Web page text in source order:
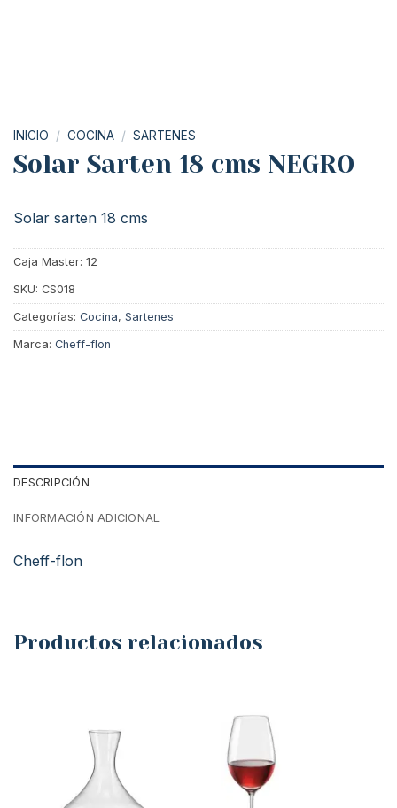
INICIO / COCINA / SARTENES
Solar Sarten 18 cms NEGRO
Solar sarten 18 cms
Caja Master: 12
SKU: CS018
Categorías: Cocina, Sartenes
Marca: Cheff-flon
DESCRIPCIÓN
INFORMACIÓN ADICIONAL
Cheff-flon
Productos relacionados